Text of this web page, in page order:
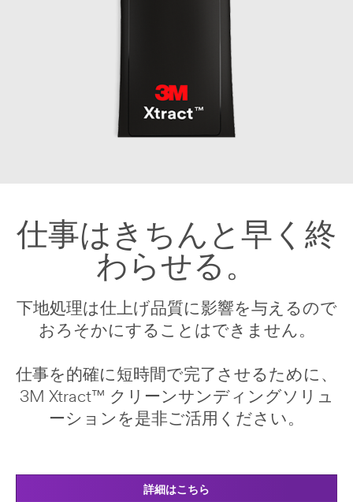
仕事はきちんと早く終
わらせる。
下地処理は仕上げ品質に影響を与えるので
おろそかにすることはできません。
仕事を的確に短時間で完了させるために、
3M Xtract™ クリーンサンディングソリュ
ーションを是非ご活用ください。
詳細はこちら